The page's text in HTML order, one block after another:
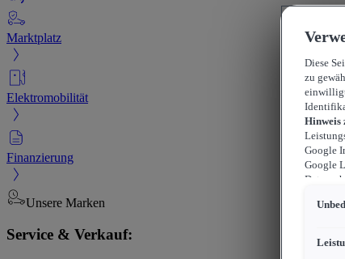
Marktplatz
Elektromobilität
Finanzierung
Unsere Marken
Service & Verkauf:
Diese
zu
Hinweis
Google
Google